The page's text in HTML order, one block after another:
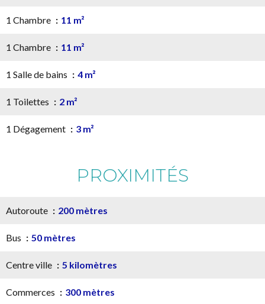
1 Chambre 11 m²
1 Chambre 11 m²
1 Salle de bains 4 m²
1 Toilettes 2 m²
1 Dégagement 3 m²
PROXIMITÉS
Autoroute 200 mètres
Bus 50 mètres
Centre ville 5 kilomètres
Commerces 300 mètres